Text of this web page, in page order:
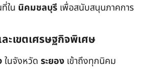
ใน นิคมชลบุรี เพื่อสนับสนุนภาคการ
ะเขตเศรษฐกิจพิเศษ
ในจังหวัด ระยอง เข้าถึงทุกนิคม